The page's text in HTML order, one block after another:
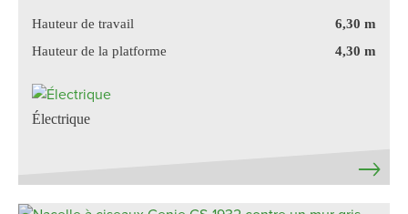
Hauteur de travail
6,30 m
Hauteur de la platforme
4,30 m
Électrique